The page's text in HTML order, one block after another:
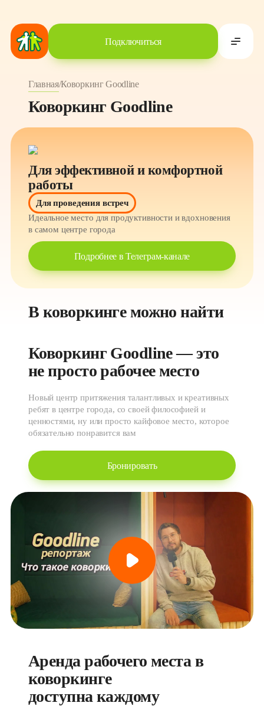
Подключиться
Главная/Коворкинг Goodline
Коворкинг Goodline
Для эффективной и комфортной
работы
Для проведения встреч
Идеальное место для продуктивности и вдохновения
в самом центре города
Подробнее в Телеграм-канале
В коворкинге можно найти
Коворкинг Goodline — это
не просто рабочее место
Новый центр притяжения талантливых и креативных
ребят в центре города, со своей философией и
ценностями, ну или просто кайфовое место, которое
обязательно понравится вам
Бронировать
Аренда рабочего места в
коворкинге
доступна каждому